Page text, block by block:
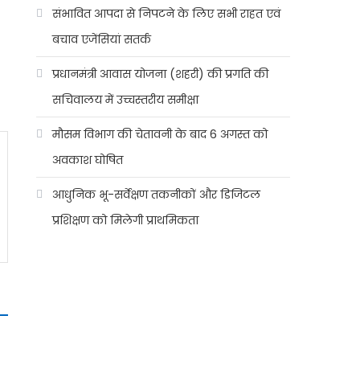
संभावित आपदा से निपटने के लिए सभी राहत एवं
बचाव एजेंसियां सतर्क
प्रधानमंत्री आवास योजना (शहरी) की प्रगति की
सचिवालय में उच्चस्तरीय समीक्षा
मौसम विभाग की चेतावनी के बाद 6 अगस्त को
अवकाश घोषित
आधुनिक भू-सर्वेक्षण तकनीकों और डिजिटल
प्रशिक्षण को मिलेगी प्राथमिकता